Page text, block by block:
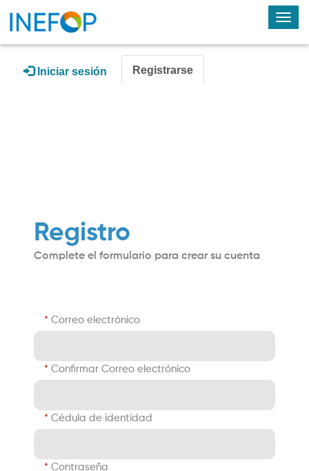
Iniciar sesión Registrarse
Registro
Complete el formulario para crear su cuenta
Correo electrónico
Confirmar Correo electrónico
Cédula de identidad
Contraseña